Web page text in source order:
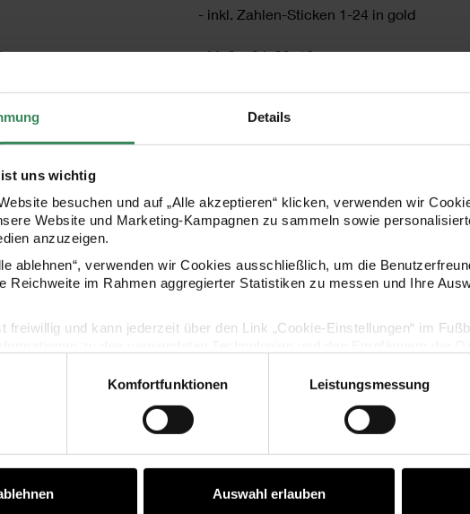
Details
uns wichtig
besuchen und auf „Alle akzeptieren“ klicken, verwenden wir
Website und Marketing-Kampagnen zu sammeln sowie
anzuzeigen.
ablehnen“, verwenden wir Cookies ausschließlich, um die
Reichweite im Rahmen aggregierter Statistiken zu messen und Ihre
freiwillig und kann jederzeit über den Link „Cookie-Einstellungen“ im
Vertrag widerrufen
Komfortfunktionen Leistungsmessung
Auswahl erlauben
- inkl. Zahlen-Sticken 1-24 in gold
- Maße: 24x32x16cm
- Design: Christmas Rocks!
HERSTELLER
KAUFEMPFEHLUNG
16x26x9,5cm
Adventskalender Haus aus Holz 46,5x51x5cmAdventskalender Holz-Haus-